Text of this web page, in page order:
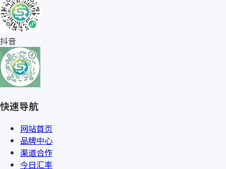
抖音
快速导航
网站首页
品牌中心
渠道合作
今日汇率